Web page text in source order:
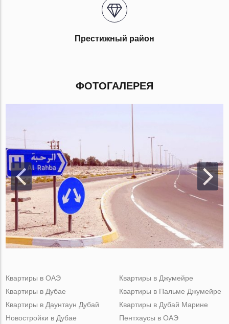
Престижный район
ФОТОГАЛЕРЕЯ
Квартиры в ОАЭ
Квартиры в Дубае
Квартиры в Даунтаун Дубай
Квартиры в Джумейре
Квартиры в Пальме Джумейре
Квартиры в Дубай Марине
Новостройки в Дубае
Пентхаусы в ОАЭ